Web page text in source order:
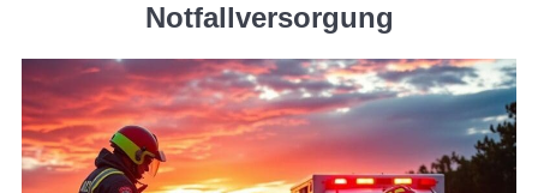
Notfallversorgung